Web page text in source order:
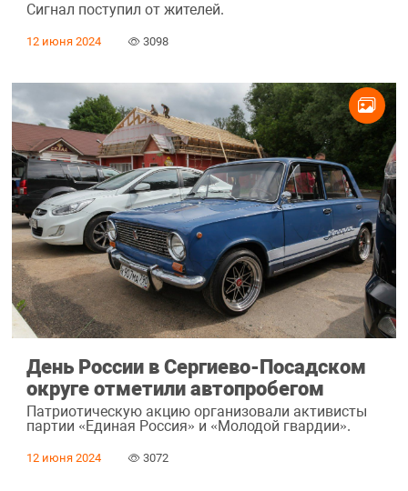
Сигнал поступил от жителей.
12 июня 2024 3098
День России в Сергиево-Посадском
округе отметили автопробегом
Патриотическую акцию организовали активисты
партии «Единая Россия» и «Молодой гвардии».
12 июня 2024 3072